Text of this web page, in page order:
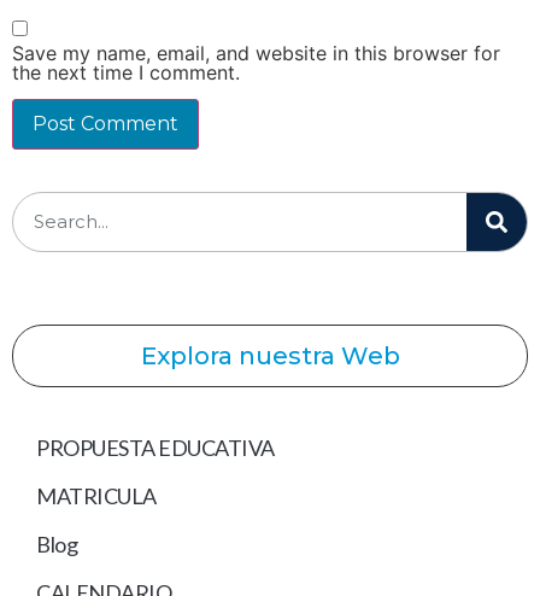
Save my name, email, and website in this browser for
the next time I comment.
Explora nuestra Web
PROPUESTA EDUCATIVA
MATRICULA
Blog